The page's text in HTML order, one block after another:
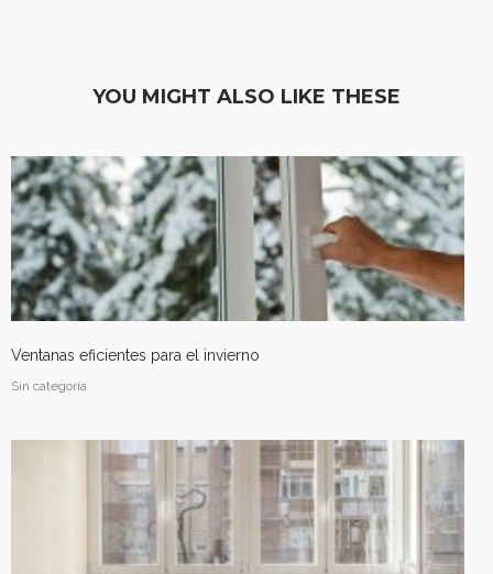
Puerta de entrada, Escatrón
Accesorios
Cerramiento con techo
autoportante en Arcosur,
Zaragoza
Techos
YOU MIGHT ALSO LIKE THESE
Ventanas eficientes para el invierno
Sin categoría